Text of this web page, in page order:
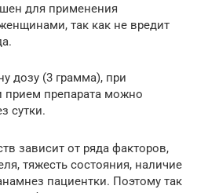
для применения
так как не вредит
дозу (3 грамма), при
прием препарата можно
сутки.
зависит от ряда факторов,
тяжесть состояния, наличие
пациентки. Поэтому так